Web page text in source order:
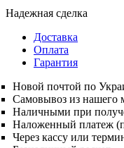
Надежная сделка
Доставка
Оплата
Гарантия
Новой почтой по
Самовывоз из нашего
Наличными при
Наложенный платеж
Через кассу или